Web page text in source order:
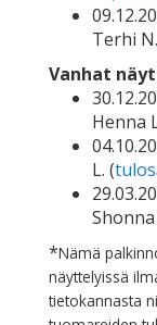
Terhi
Vanhat
Henna
L. (
Shonna
*Nämä
näyttelyissä
tietokannasta